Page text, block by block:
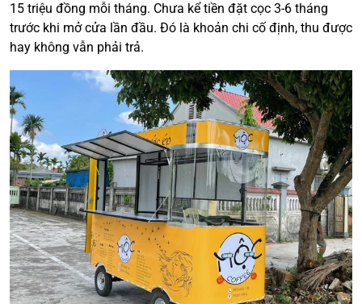
15 triệu đồng mỗi tháng. Chưa kể tiền đặt cọc 3-6 tháng
trước khi mở cửa lần đầu. Đó là khoản chi cố định, thu được
hay không vẫn phải trả.